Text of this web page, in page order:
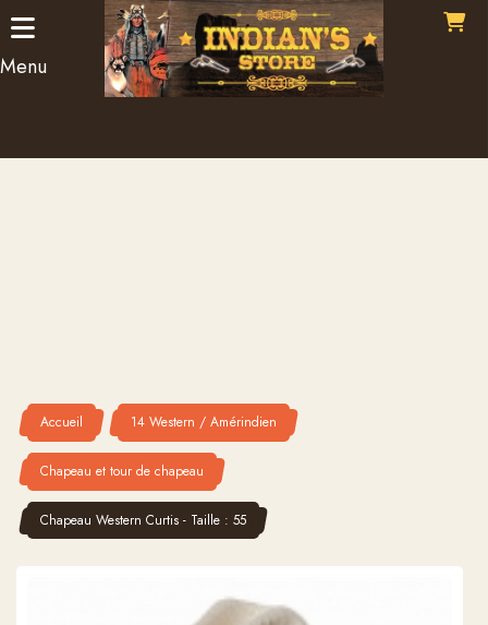
Menu
Accueil 14 Western / Amérindien
Chapeau et tour de chapeau
Chapeau Western Curtis - Taille : 55
Panneau de gestion des cookies